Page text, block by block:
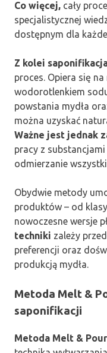
Co więcej, cały
specjalistycznej
dostępnym dla
Z kolei
proces. Opiera się
wodorotlenkiem
powstania mydła
można uzyskać
Ważne jest jednak
pracy z
odmierzanie
Obydwie metody
produktów – od
nowoczesne wersje
techniki zależy
preferencji oraz
produkcją mydła.
Metoda Melt &
saponifikacji
Metoda Melt & Pour